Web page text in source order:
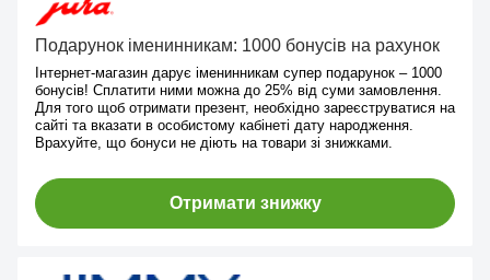
Подарунок іменинникам: 1000 бонусів на рахунок
Інтернет-магазин дарує іменинникам супер подарунок – 1000
бонусів! Сплатити ними можна до 25% від суми замовлення.
Для того щоб отримати презент, необхідно зареєструватися на
сайті та вказати в особистому кабінеті дату народження.
Врахуйте, що бонуси не діють на товари зі знижками.
Отримати знижку